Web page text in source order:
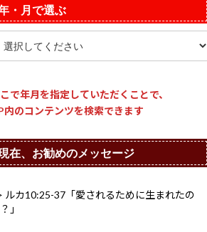
・月で選ぶ
で年月を指定していただくことで、
内のコンテンツを検索できます
在、お勧めのメッセージ
ルカ10:25-37「愛されるために生まれたの
」